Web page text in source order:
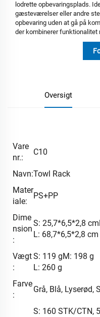
lodrette opbevaringsplads.
gæsteværelser eller andre
opbevaring uden at gå på
der kombinerer
Oversigt
Vare
nr.:
C10
Navn:Towl Rack
Mater
iale:
PS+PP
Dime
nsion
:
S: 25,7*6,5*2,8
L: 68,7*6,5*2,8 cm
Vægt
:
S: 119 gM: 198 g
L: 260 g
Farve
:
Grå, Blå, Lyserød,
S: 160 STK/CTN,